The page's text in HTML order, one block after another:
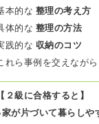
本的な 整理の考え方
体的な 整理の方法
践的な 収納のコツ
れら事例を交えなが
【２級に合格すると】
家が片づいて暮らしや